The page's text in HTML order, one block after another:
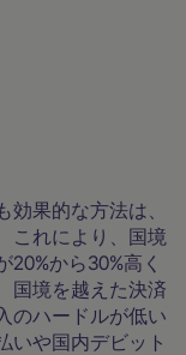
果的な方法は、
これにより、国境
から30%高く
国境を越えた決済
のハードルが低い
いや国内デビット